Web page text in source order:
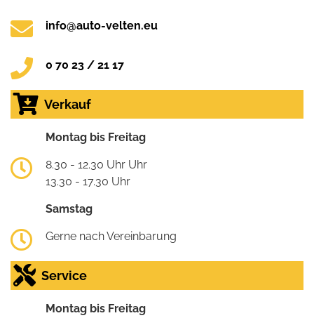
info@auto-velten.eu
0 70 23 / 21 17
Verkauf
Montag bis Freitag
8.30 - 12.30 Uhr Uhr
13.30 - 17.30 Uhr
Samstag
Gerne nach Vereinbarung
Service
Montag bis Freitag